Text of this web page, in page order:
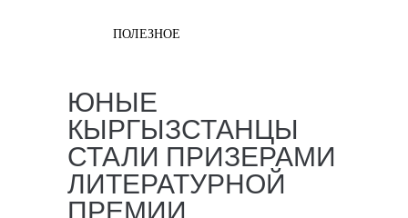
ПОЛЕЗНОЕ
ЮНЫЕ
КЫРГЫЗСТАНЦЫ
СТАЛИ ПРИЗЕРАМИ
ЛИТЕРАТУРНОЙ
ПРЕМИИ